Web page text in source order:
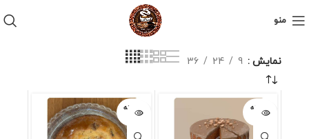
منو
نمایش 9
24
36
فروخته
شده
فروخته
شده